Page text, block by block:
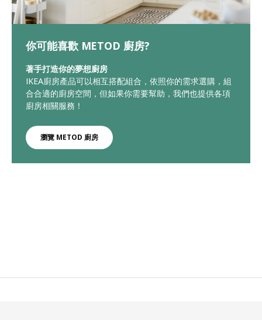
你可能喜歡 METOD 廚房?
著手打造你的夢想廚房
IKEA廚房產品可以相互搭配組合，依照你的需求選購，組
合合適的廚房空間，但如果你需要幫助，我們也提供各項
廚房相關服務！
瀏覽 METOD 廚房